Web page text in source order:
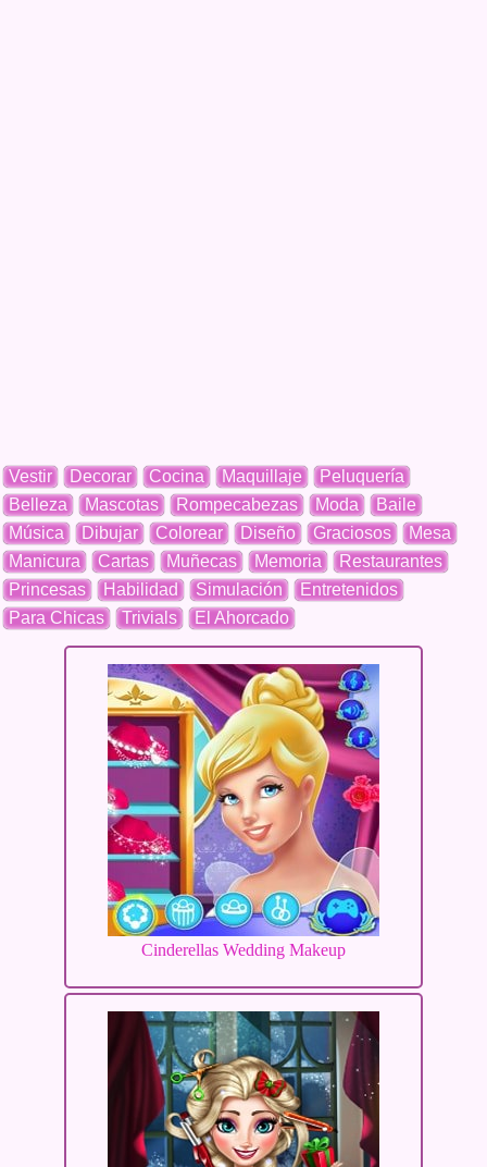
Vestir Decorar Cocina Maquillaje
Peluquería
Belleza
Mascotas Rompecabezas Moda
Baile
Música
Dibujar Colorear Diseño Graciosos
Mesa
Manicura
Cartas Muñecas Memoria
Restaurantes
Princesas
Habilidad Simulación
Entretenidos
Para Chicas
Trivials El Ahorcado
Cinderellas Wedding Makeup